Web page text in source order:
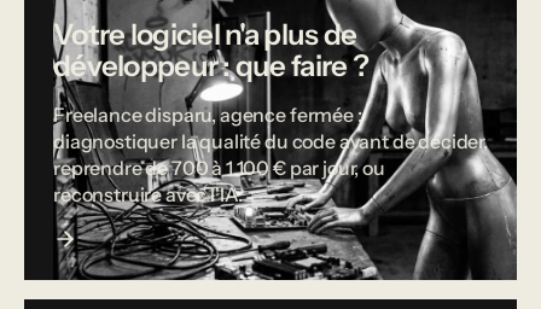
Votre logiciel n'a plus de
développeur : que faire ?
Freelance disparu, agence fermée :
diagnostiquer la qualité du code avant de décider,
reprendre de 700 à 1 100 € par jour, ou
reconstruire avec l'IA.